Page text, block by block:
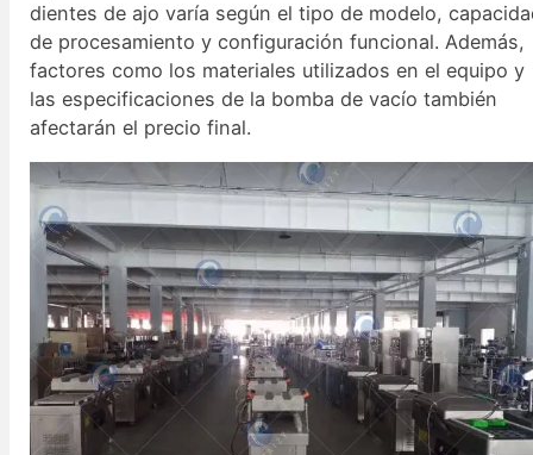
dientes de ajo varía según el tipo de modelo,
de procesamiento y configuración funcional. Además,
factores como los materiales utilizados en el equipo y
las especificaciones de la bomba de vacío también
afectarán el precio final.